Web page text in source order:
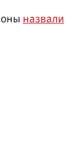
назвали